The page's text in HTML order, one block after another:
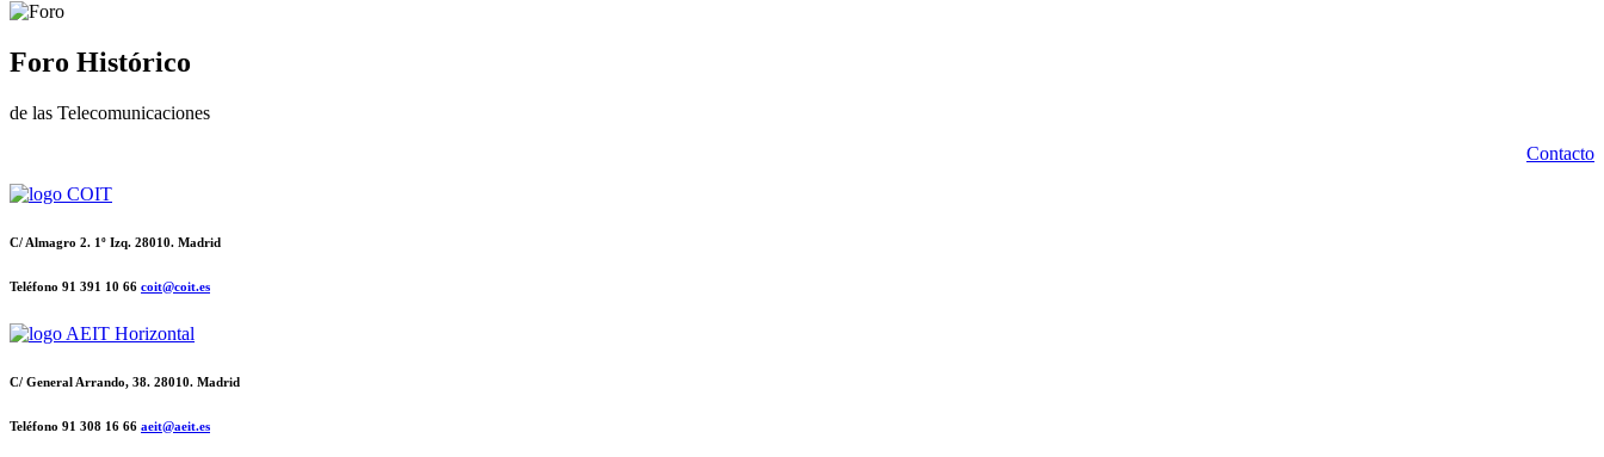
Foro Histórico
de las Telecomunicaciones
Contacto
C/ Almagro 2. 1º Izq. 28010. Madrid
Teléfono 91 391 10 66 coit@coit.es
C/ General Arrando, 38. 28010. Madrid
Teléfono 91 308 16 66 aeit@aeit.es